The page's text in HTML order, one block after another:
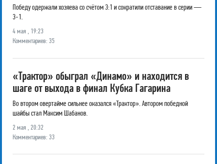
Победу одержали хозяева со счётом 3:1 и сократили отставание в серии —
3-1.
4 мая , 19:23
Комментариев: 35
«Трактор» обыграл «Динамо» и находится в
шаге от выхода в финал Кубка Гагарина
Во втором овертайме сильнее оказался «Трактор». Автором победной
шайбы стал Максим Шабанов.
2 мая , 20:32
Комментариев: 33